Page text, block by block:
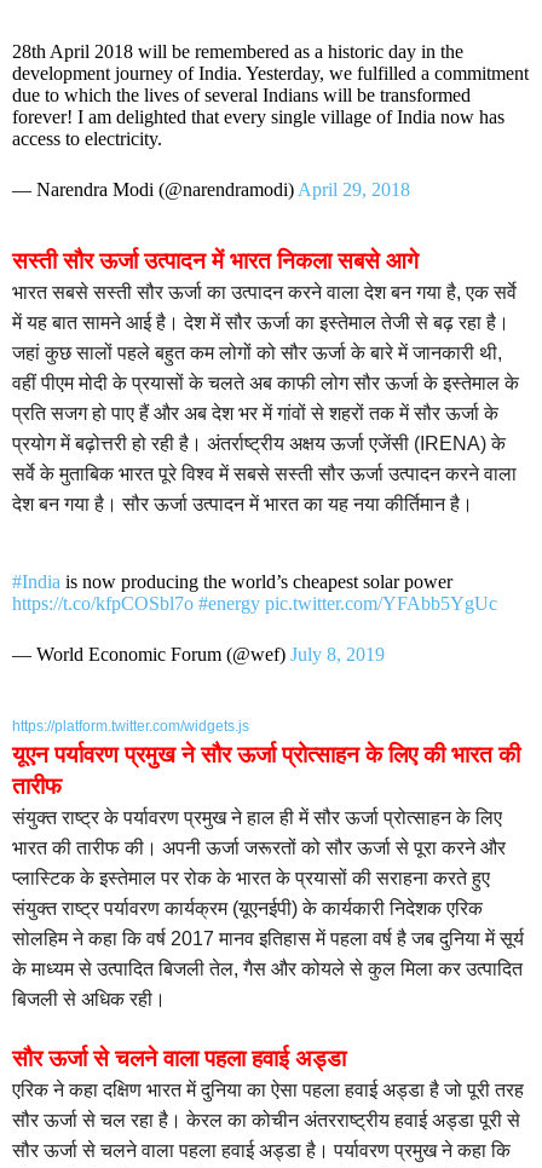
28th April 2018 will be remembered as a historic day in the
development journey of India. Yesterday, we fulfilled a commitment
due to which the lives of several Indians will be transformed
forever! I am delighted that every single village of India now has
access to electricity.
— Narendra Modi (@narendramodi) April 29, 2018
सस्ती सौर ऊर्जा उत्पादन में भारत निकला सबसे आगे
भारत सबसे सस्ती सौर ऊर्जा का उत्पादन करने वाला देश बन गया है, एक सर्वे
में यह बात सामने आई है। देश में सौर ऊर्जा का इस्तेमाल तेजी से बढ़ रहा है।
जहां कुछ सालों पहले बहुत कम लोगों को सौर ऊर्जा के बारे में जानकारी थी,
वहीं पीएम मोदी के प्रयासों के चलते अब काफी लोग सौर ऊर्जा के इस्तेमाल के
प्रति सजग हो पाए हैं और अब देश भर में गांवों से शहरों तक में सौर ऊर्जा के
प्रयोग में बढ़ोत्तरी हो रही है। अंतर्राष्ट्रीय अक्षय ऊर्जा एजेंसी (IRENA) के
सर्वे के मुताबिक भारत पूरे विश्व में सबसे सस्ती सौर ऊर्जा उत्पादन करने वाला
देश बन गया है। सौर ऊर्जा उत्पादन में भारत का यह नया कीर्तिमान है।
#India is now producing the world’s cheapest solar power
https://t.co/kfpCOSbl7o #energy pic.twitter.com/YFAbb5YgUc
— World Economic Forum (@wef) July 8, 2019
https://platform.twitter.com/widgets.js
यूएन पर्यावरण प्रमुख ने सौर ऊर्जा प्रोत्साहन के लिए की भारत की
तारीफ
संयुक्त राष्ट्र के पर्यावरण प्रमुख ने हाल ही में सौर ऊर्जा प्रोत्साहन के लिए
भारत की तारीफ की। अपनी ऊर्जा जरूरतों को सौर ऊर्जा से पूरा करने और
प्लास्टिक के इस्तेमाल पर रोक के भारत के प्रयासों की सराहना करते हुए
संयुक्त राष्ट्र पर्यावरण कार्यक्रम (यूएनईपी) के कार्यकारी निदेशक एरिक
सोलहिम ने कहा कि वर्ष 2017 मानव इतिहास में पहला वर्ष है जब दुनिया में सूर्य
के माध्यम से उत्पादित बिजली तेल, गैस और कोयले से कुल मिला कर उत्पादित
बिजली से अधिक रही।
सौर ऊर्जा से चलने वाला पहला हवाई अड्डा
एरिक ने कहा दक्षिण भारत में दुनिया का ऐसा पहला हवाई अड्डा है जो पूरी तरह
सौर ऊर्जा से चल रहा है। केरल का कोचीन अंतरराष्ट्रीय हवाई अड्डा पूरी से
सौर ऊर्जा से चलने वाला पहला हवाई अड्डा है।पर्यावरण प्रमुख ने कहा कि